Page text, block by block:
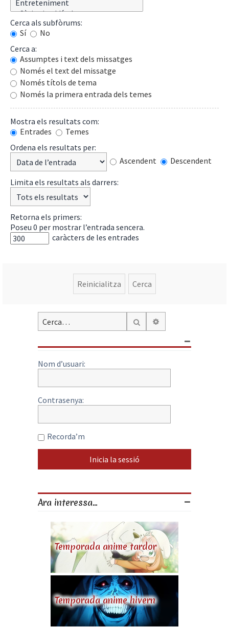
Cerca als subfòrums:
Sí
No
Cerca a:
Assumptes i text dels missatges
Només el text del missatge
Només títols de tema
Només la primera entrada dels temes
Mostra els resultats com:
Entrades
Temes
Ordena els resultats per:
Ascendent
Descendent
Limita els resultats als darrers:
Retorna els primers:
Poseu 0 per mostrar l’entrada sencera.
caràcters de les entrades
Cerca
Nom d’usuari:
Contrasenya:
Recorda’m
Ara interessa...
Temporada anime tardor
Temporada anime hivern